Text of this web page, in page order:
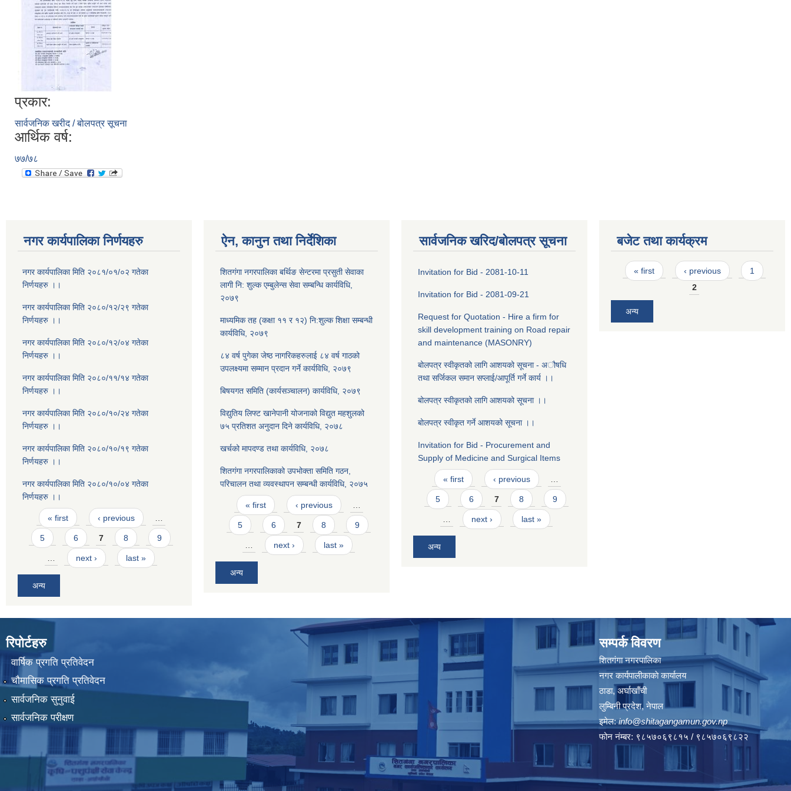
प्रकार:
सार्वजनिक खरीद / बोलपत्र सूचना
आर्थिक वर्ष:
७७/७८
नगर कार्यपालिका निर्णयहरु
नगर कार्यपालिका मिति २०८१/०१/०२ गतेका
निर्णयहरु ।।
नगर कार्यपालिका मिति २०८०/१२/२९ गतेका
निर्णयहरु ।।
नगर कार्यपालिका मिति २०८०/१२/०४ गतेका
निर्णयहरु ।।
नगर कार्यपालिका मिति २०८०/११/१४ गतेका
निर्णयहरु ।।
नगर कार्यपालिका मिति २०८०/१०/२४ गतेका
निर्णयहरु ।।
नगर कार्यपालिका मिति २०८०/१०/१९ गतेका
निर्णयहरु ।।
नगर कार्यपालिका मिति २०८०/१०/०४ गतेका
निर्णयहरु ।।
Pages
« first ‹ previous
5 6 7 8 9
next › last »
अन्य
ऐन, कानुन तथा निर्देशिका
शितगंगा नगरपालिका बर्थिङ सेन्टरमा प्रसुती सेवाका
लागी नि: शुल्क एम्बुलेन्स सेवा सम्बन्धि कार्यविधि,
२०७९
माध्यमिक तह (कक्षा ११ र १२) नि:शुल्क शिक्षा सम्बन्धी
कार्यविधि, २०७९
८४ वर्ष पुगेका जेष्ठ नागरिकहरुलाई ८४ वर्ष गाठको
उपलक्ष्यमा सम्मान प्रदान गर्ने कार्यविधि, २०७९
बिषयगत समिति (कार्यसञ्चालन) कार्यविधि, २०७९
विद्युतिय लिफ्ट खानेपानी योजनाको विद्युत महशुलको
७५ प्रतिशत अनुदान दिने कार्यविधि, २०७८
खर्चको मापदण्ड तथा कार्यविधि, २०७८
शितगंगा नगरपालिकाको उपभोक्ता समिति गठन,
परिचालन तथा व्यवस्थापन सम्बन्धी कार्यविधि, २०७५
Pages
« first ‹ previous
5 6 7 8 9
next › last »
अन्य
सार्वजनिक खरिद/बोलपत्र सूचना
Invitation for Bid - 2081-10-11
Invitation for Bid - 2081-09-21
Request for Quotation - Hire a firm for
skill development training on Road repair
and maintenance (MASONRY)
बोलपत्र स्वीकृतको लागि आशयको सूचना - ‌अौषधि
तथा सर्जिकल समान सप्लाई/आपूर्ति गर्ने कार्य ।।
बोलपत्र स्वीकृतको लागि आशयको सूचना ।।
बोलपत्र स्वीकृत गर्ने आशयको सूचना ।।
Invitation for Bid - Procurement and
Supply of Medicine and Surgical Items
Pages
« first ‹ previous
5 6 7 8 9
next › last »
अन्य
बजेट तथा कार्यक्रम
Pages
« first ‹ previous
1
2
अन्य
रिपोर्टहरु
वार्षिक प्रगति प्रतिवेदन
चौमासिक प्रगति प्रतिवेदन
सार्वजनिक सुनुवाई
सार्वजनिक परीक्षण
सम्पर्क विवरण
शितगंगा नगरपालिका
नगर कार्यपालीकाकाे कार्यालय
ठाडा, अर्घाखाँची
लुम्बिनी प्रदेश, नेपाल
इमेल:info@shitagangamun.gov.np
फोन नंम्बर: ९८५७०६९८१५ / ९८५७०६९८२२